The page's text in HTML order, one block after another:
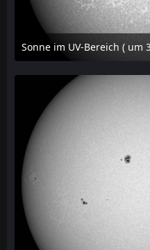
27. Juli 2026 um 20:32